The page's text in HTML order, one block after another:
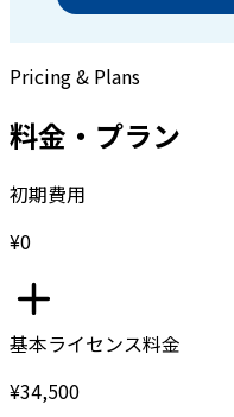
Pricing & Plans
料金・プラン
初期費用
¥0
基本ライセンス料金
¥34,500